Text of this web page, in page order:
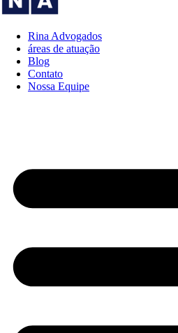
Rina Advogados
áreas de atuação
Blog
Contato
Nossa Equipe